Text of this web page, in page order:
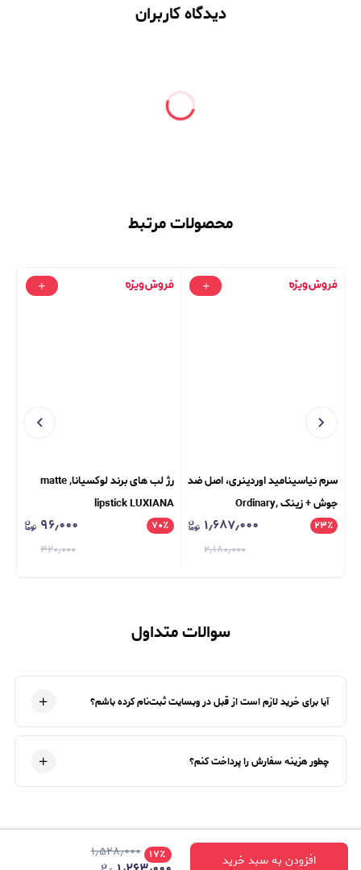
افزودن به سبد خرید ۱۷٪ ۱٫۵۲۸٫۰۰۰
دیدگاه کاربران
محصولات مرتبط
سرم نیاسینامید اوردینری، اصل ضد
جوش + زینک Ordinary,
Niacinamide 10% + Zinc 1%
۲۳٪ ۱٫۶۸۷٫۰۰۰
۲٫۱۸۰٫۰۰۰
رژ لب های برند لوکسیانا, matte
lipstick LUXIANA
۷۰٪ ۹۶٫۰۰۰
۳۲۰٫۰۰۰
سوالات متداول
آیا برای خرید لازم است از قبل در وبسایت ثبت‌نام کرده باشم؟
چطور هزینه سفارش را پرداخت کنم؟